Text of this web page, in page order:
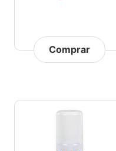
Comprar